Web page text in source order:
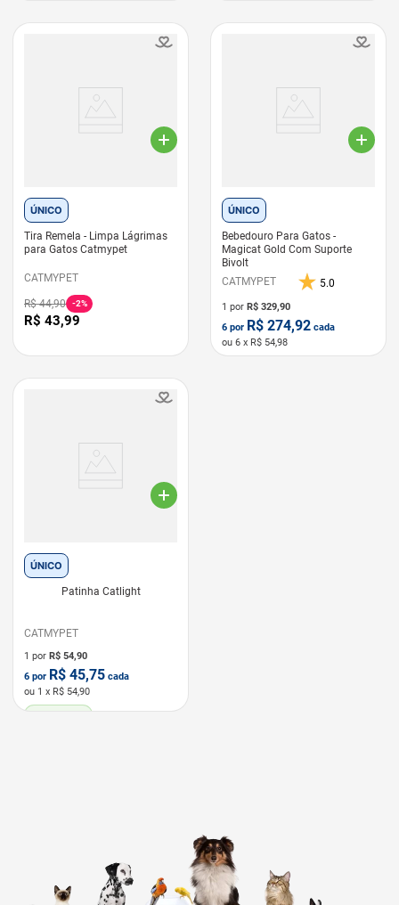
ÚNICO
Tira Remela - Limpa Lágrimas
para Gatos Catmypet
CATMYPET
R$ 44,90 -2%
R$ 43,99
ÚNICO
Bebedouro Para Gatos -
Magicat Gold Com Suporte
Bivolt
CATMYPET
5.0
1 por R$ 329,90
6 por R$ 274,92 cada
ou 6 x R$ 54,98
ÚNICO
Patinha Catlight
CATMYPET
1 por R$ 54,90
6 por R$ 45,75 cada
ou 1 x R$ 54,90